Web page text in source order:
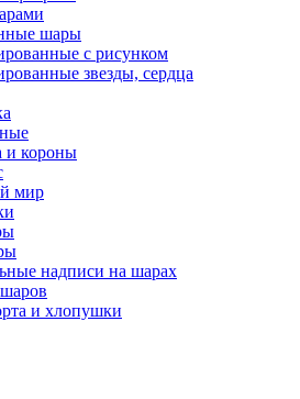
шары
с рисунком
звезды, сердца
и короны
мир
надписи на шарах
и хлопушки